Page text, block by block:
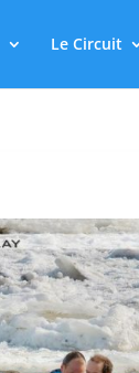
Le Circuit